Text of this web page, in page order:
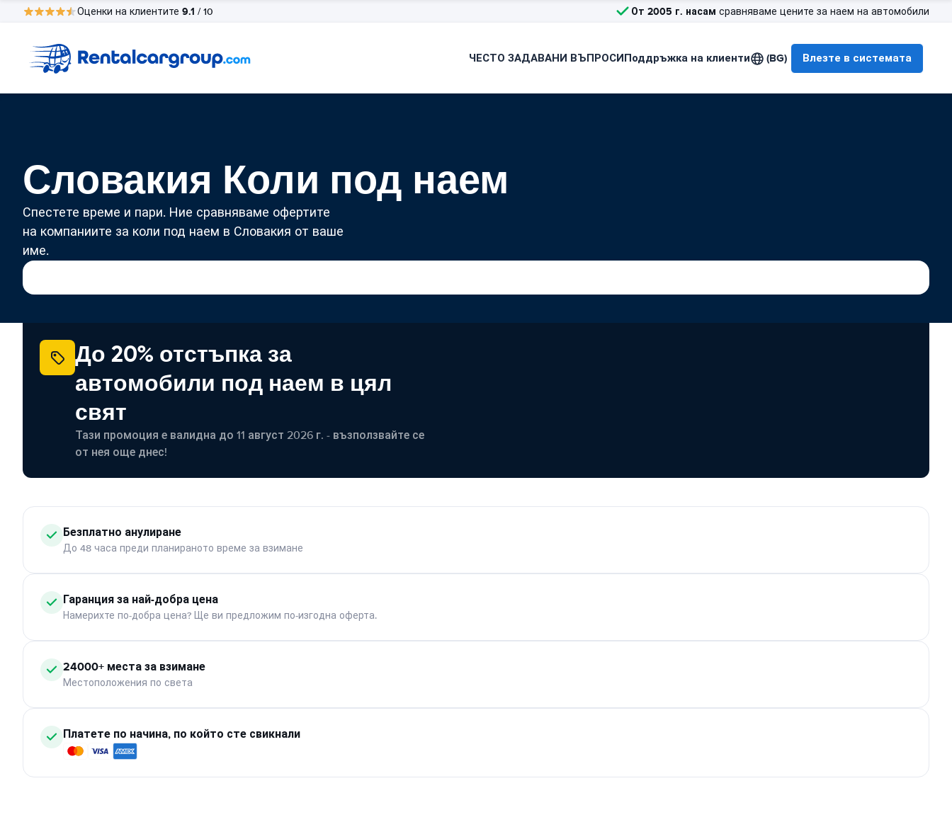
Оценки на клиентите 9.1 / 10 От 2005 г. насам сравняваме цените за наем на автомобили
ЧЕСТО ЗАДАВАНИ ВЪПРОСИПоддръжка на клиенти (BG) Влезте в системата
Словакия Коли под наем
Спестете време и пари. Ние сравняваме офертите
на компаниите за коли под наем в Словакия от ваше
име.
До 20% отстъпка за
автомобили под наем в цял
свят
Тази промоция е валидна до 11 август 2026 г. - възползвайте се
от нея още днес!
Безплатно анулиране
До 48 часа преди планираното време за взимане
Гаранция за най-добра цена
Намерихте по-добра цена? Ще ви предложим по-изгодна оферта.
24000+ места за взимане
Местоположения по света
Платете по начина, по който сте свикнали